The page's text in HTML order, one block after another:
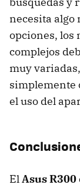
necesita algo
opciones, los
complejos
muy
simplemente
el uso del
ElAsus R300